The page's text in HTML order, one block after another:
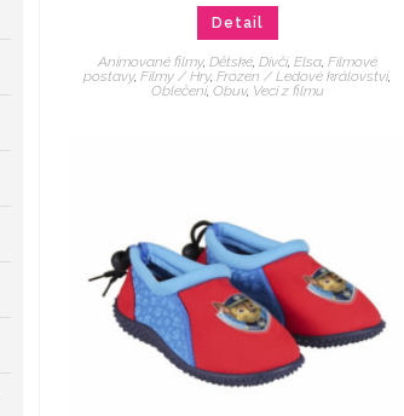
Detail
Animované filmy, Dětské, Dívčí, Elsa, Filmové
postavy,Filmy / Hry,Frozen / Ledové království,
Oblečení, Obuv, Veci z filmu